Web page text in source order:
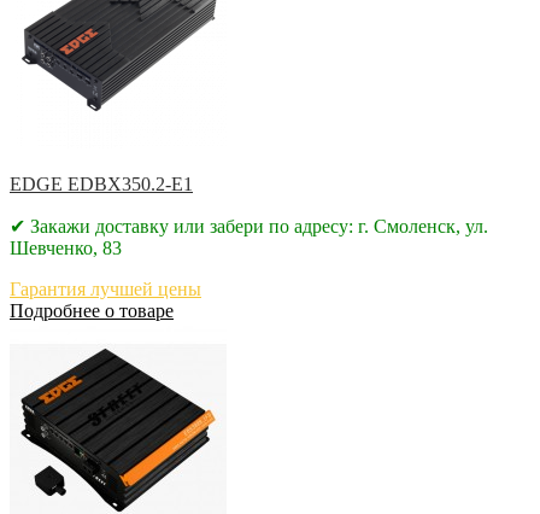
EDGE EDBX350.2-E1
✔ Закажи доставку или забери по адресу: г. Смоленск, ул.
Шевченко, 83
Гарантия лучшей цены
Подробнее о товаре